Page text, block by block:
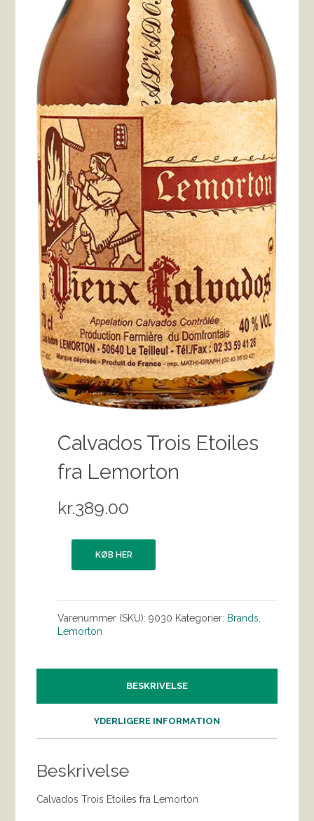
Calvados Trois Etoiles
fra Lemorton
kr.389.00
KØB HER
Varenummer (SKU):9030 Kategorier: Brands
Lemorton
BESKRIVELSE
YDERLIGERE INFORMATION
Beskrivelse
Calvados Trois Etoiles fra Lemorton